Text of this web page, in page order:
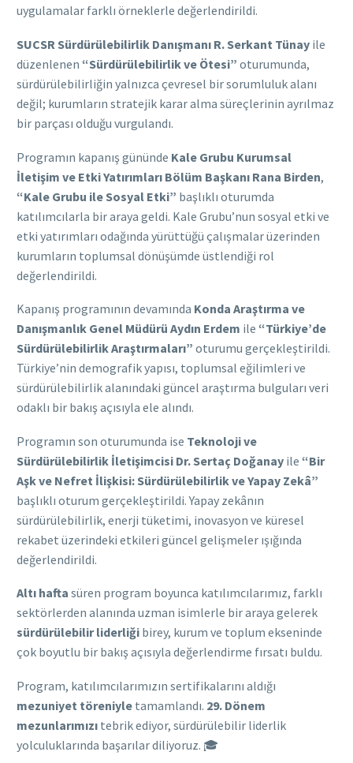
uygulamalar farklı örneklerle değerlendirildi.
SUCSR Sürdürülebilirlik Danışmanı R. Serkant Tünay ile
düzenlenen “Sürdürülebilirlik ve Ötesi” oturumunda,
sürdürülebilirliğin yalnızca çevresel bir sorumluluk alanı
değil; kurumların stratejik karar alma süreçlerinin ayrılmaz
bir parçası olduğu vurgulandı.
Programın kapanış gününde Kale Grubu Kurumsal
İletişim ve Etki Yatırımları Bölüm Başkanı Rana Birden,
“Kale Grubu ile Sosyal Etki” başlıklı oturumda
katılımcılarla bir araya geldi. Kale Grubu’nun sosyal etki ve
etki yatırımları odağında yürüttüğü çalışmalar üzerinden
kurumların toplumsal dönüşümde üstlendiği rol
değerlendirildi.
Kapanış programının devamında Konda Araştırma ve
Danışmanlık Genel Müdürü Aydın Erdem ile “Türkiye’de
Sürdürülebilirlik Araştırmaları” oturumu gerçekleştirildi.
Türkiye’nin demografik yapısı, toplumsal eğilimleri ve
sürdürülebilirlik alanındaki güncel araştırma bulguları veri
odaklı bir bakış açısıyla ele alındı.
Programın son oturumunda ise Teknoloji ve
Sürdürülebilirlik İletişimcisi Dr. Sertaç Doğanay ile “Bir
Aşk ve Nefret İlişkisi: Sürdürülebilirlik ve Yapay Zekâ”
başlıklı oturum gerçekleştirildi. Yapay zekânın
sürdürülebilirlik, enerji tüketimi, inovasyon ve küresel
rekabet üzerindeki etkileri güncel gelişmeler ışığında
değerlendirildi.
Altı hafta süren program boyunca katılımcılarımız, farklı
sektörlerden alanında uzman isimlerle bir araya gelerek
sürdürülebilir liderliği birey, kurum ve toplum ekseninde
çok boyutlu bir bakış açısıyla değerlendirme fırsatı buldu.
Program, katılımcılarımızın sertifikalarını aldığı
mezuniyet töreniyle tamamlandı. 29. Dönem
mezunlarımızı tebrik ediyor, sürdürülebilir liderlik
yolculuklarında başarılar diliyoruz. 🎓